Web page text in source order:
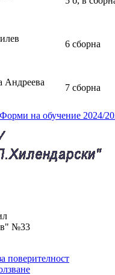
6 сборна
Андреева
7 сборна
на обучение 2024/
№33
поверителност